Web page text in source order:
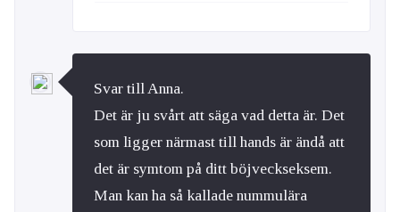
Svar till Anna.
Det är ju svårt att säga vad detta är. Det
som ligger närmast till hands är ändå att
det är symtom på ditt böjveckseksem.
Man kan ha så kallade nummulära